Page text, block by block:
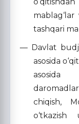
tashqari
— Davlat
asosida
asosida
chiqish,